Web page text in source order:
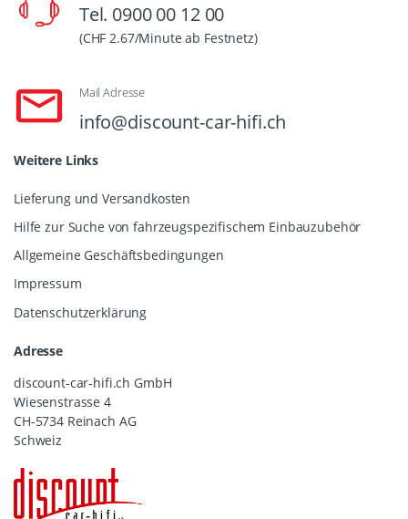
Tel. 0900 00 12 00
(CHF 2.67/Minute ab Festnetz)
Mail Adresse
info@discount-car-hifi.ch
Weitere Links
Lieferung und Versandkosten
Hilfe zur Suche von fahrzeugspezifischem Einbauzubehör
Allgemeine Geschäftsbedingungen
Impressum
Datenschutzerklärung
Adresse
discount-car-hifi.ch GmbH
Wiesenstrasse 4
CH-5734 Reinach AG
Schweiz